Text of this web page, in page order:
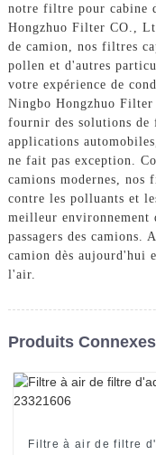
notre filtre pour cabine
Hongzhuo Filter CO.,
de camion, nos filtres
pollen et d'autres
votre expérience de
Ningbo Hongzhuo Filter
fournir des solutions de
applications
ne fait pas exception.
camions modernes,
contre les polluants et
meilleur environnement
passagers des
camion dès aujourd'hui
l'air.
Produits Connexes
Filtre à air de filtre